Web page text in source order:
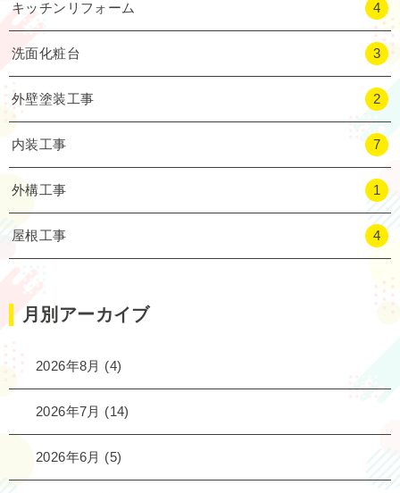
キッチンリフォーム 4
洗面化粧台 3
外壁塗装工事 2
内装工事 7
外構工事 1
屋根工事 4
月別アーカイブ
2026年8月 (4)
2026年7月 (14)
2026年6月 (5)